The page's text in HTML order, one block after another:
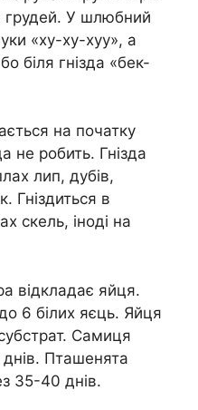
грудей. У шлюбний
«ху-ху-хуу», а
біля гнізда «бек-
на початку
не робить. Гнізда
лип, дубів,
Гніздиться в
скель, іноді на
відкладає яйця.
6 білих яєць. Яйця
Самиця
Пташенята
35-40 днів.